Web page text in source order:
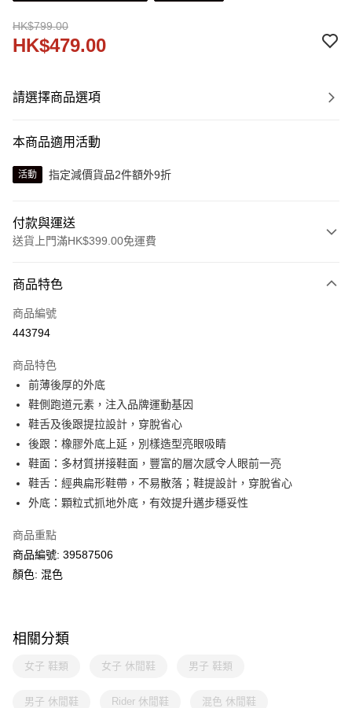
HK$799.00
HK$479.00
請選擇商品選項
本商品適用活動
活動 指定減價貨品2件額外9折
付款與運送
送貨上門滿HK$399.00免運費
信用卡
線上付款
Alipay, PayMe, WeChat Pay, UnionPay, FPS
送貨方式
單筆訂單淨值滿$399可享免運費優惠
每筆HK$30.00，滿HK$399.00或以上免運費
滿$599可享澳門免運費優惠
商品特色
商品編號
443794
商品特色
前薄後厚的外底
鞋側跑道元素，注入品牌運動基因
鞋舌及後跟提拉設計，穿脫省心
後跟：橡膠外底上延，別樣造型亮眼吸睛
鞋面：多材質拼接鞋面，豐富的層次感令人眼前一亮
鞋舌：經典扁形鞋帶，不易散落；鞋提設計，穿脫省心
外底：顆粒式抓地外底，有效提升邁步穩妥性
商品重點
商品編號: 39587506
顏色: 混色
相關分類
女子 鞋類 女子 休閒鞋 男子 鞋類
男子 休閒鞋 Rider 休閒鞋 混色 休閒鞋